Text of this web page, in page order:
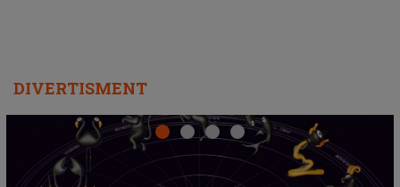
DIVERTISMENT